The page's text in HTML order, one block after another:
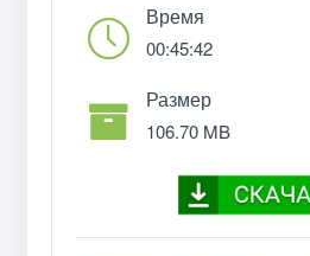
Время
00:45:42
Размер
106.70 MB